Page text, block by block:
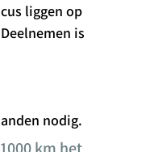
liggen op
is
nodig.
km het